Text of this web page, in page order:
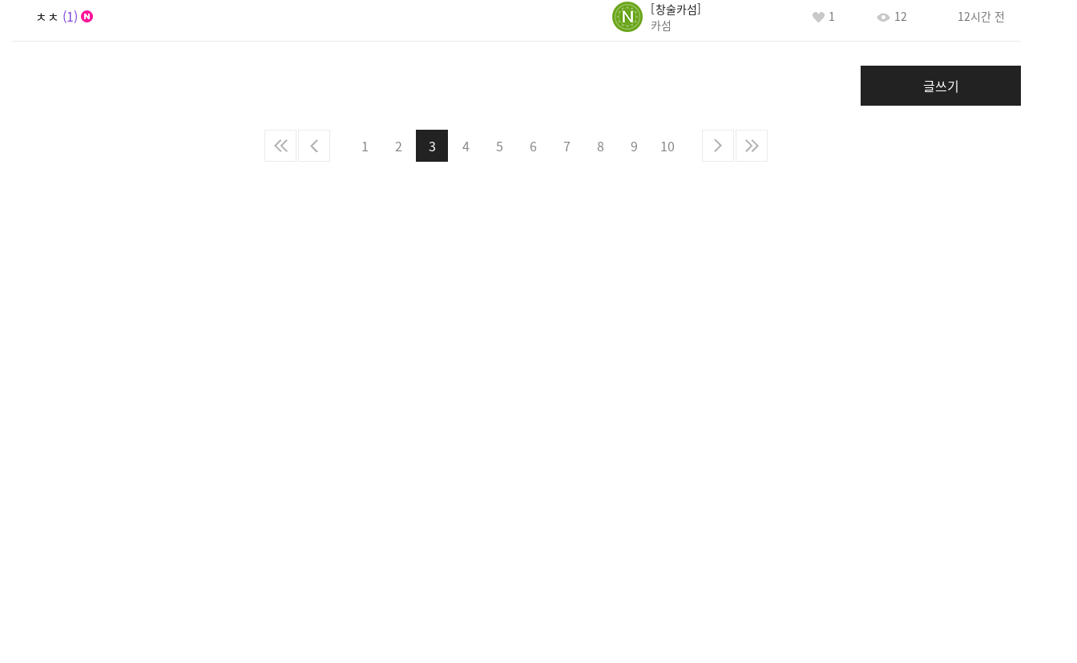
ㅊㅊ 1
창술카섬
카섬
1 12 12시간 전
글쓰기
1 2 3 4 5 6 7 8 9 10